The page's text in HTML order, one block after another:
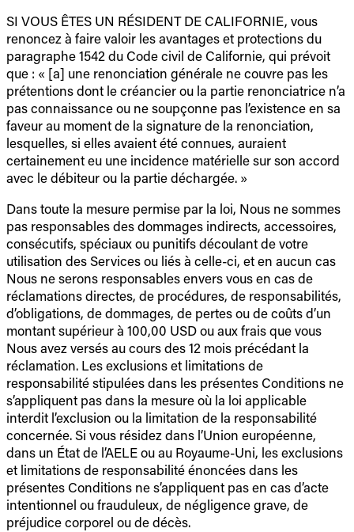
SI VOUS ÊTES UN RÉSIDENT DE CALIFORNIE, vous
renoncez à faire valoir les avantages et protections du
paragraphe 1542 du Code civil de Californie, qui prévoit
que : « [a] une renonciation générale ne couvre pas les
prétentions dont le créancier ou la partie renonciatrice n’a
pas connaissance ou ne soupçonne pas l’existence en sa
faveur au moment de la signature de la renonciation,
lesquelles, si elles avaient été connues, auraient
certainement eu une incidence matérielle sur son accord
avec le débiteur ou la partie déchargée. »
Dans toute la mesure permise par la loi, Nous ne sommes
pas responsables des dommages indirects, accessoires,
consécutifs, spéciaux ou punitifs découlant de votre
utilisation des Services ou liés à celle-ci, et en aucun cas
Nous ne serons responsables envers vous en cas de
réclamations directes, de procédures, de responsabilités,
d’obligations, de dommages, de pertes ou de coûts d’un
montant supérieur à 100,00 USD ou aux frais que vous
Nous avez versés au cours des 12 mois précédant la
réclamation. Les exclusions et limitations de
responsabilité stipulées dans les présentes Conditions ne
s’appliquent pas dans la mesure où la loi applicable
interdit l’exclusion ou la limitation de la responsabilité
concernée. Si vous résidez dans l’Union européenne,
dans un État de l’AELE ou au Royaume-Uni, les exclusions
et limitations de responsabilité énoncées dans les
présentes Conditions ne s’appliquent pas en cas d’acte
intentionnel ou frauduleux, de négligence grave, de
préjudice corporel ou de décès.